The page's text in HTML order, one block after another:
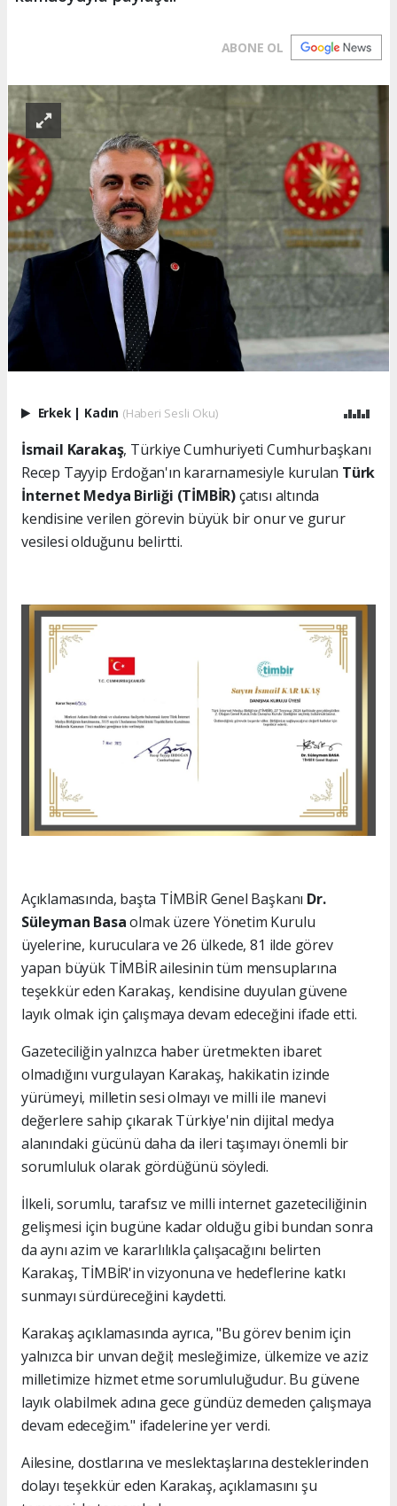
ABONE OL
Erkek | Kadın (Haberi Sesli Oku)
İsmail Karakaş, Türkiye Cumhuriyeti Cumhurbaşkanı
Recep Tayyip Erdoğan'ın kararnamesiyle kurulan Türk
İnternet Medya Birliği (TİMBİR)çatısı altında
kendisine verilen görevin büyük bir onur ve gurur
vesilesi olduğunu belirtti.
Açıklamasında, başta TİMBİR Genel Başkanı Dr.
Süleyman Basaolmak üzere Yönetim Kurulu
üyelerine, kuruculara ve 26 ülkede, 81 ilde görev
yapan büyük TİMBİR ailesinin tüm mensuplarına
teşekkür eden Karakaş, kendisine duyulan güvene
layık olmak için çalışmaya devam edeceğini ifade etti.
Gazeteciliğin yalnızca haber üretmekten ibaret
olmadığını vurgulayan Karakaş, hakikatin izinde
yürümeyi, milletin sesi olmayı ve milli ile manevi
değerlere sahip çıkarak Türkiye'nin dijital medya
alanındaki gücünü daha da ileri taşımayı önemli bir
sorumluluk olarak gördüğünü söyledi.
İlkeli, sorumlu, tarafsız ve milli internet gazeteciliğinin
gelişmesi için bugüne kadar olduğu gibi bundan sonra
da aynı azim ve kararlılıkla çalışacağını belirten
Karakaş, TİMBİR'in vizyonuna ve hedeflerine katkı
sunmayı sürdüreceğini kaydetti.
Karakaş açıklamasında ayrıca, "Bu görev benim için
yalnızca bir unvan değil; mesleğimize, ülkemize ve aziz
milletimize hizmet etme sorumluluğudur. Bu güvene
layık olabilmek adına gece gündüz demeden çalışmaya
devam edeceğim." ifadelerine yer verdi.
Ailesine, dostlarına ve meslektaşlarına desteklerinden
dolayı teşekkür eden Karakaş, açıklamasını şu